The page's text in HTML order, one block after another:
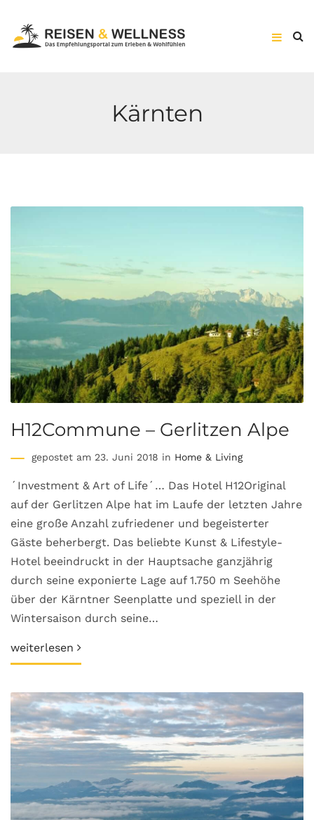
Kärnten
H12Commune – Gerlitzen Alpe
gepostet am 23. Juni 2018 in Home & Living
´Investment & Art of Life´… Das Hotel H12Original
auf der Gerlitzen Alpe hat im Laufe der letzten Jahre
eine große Anzahl zufriedener und begeisterter
Gäste beherbergt. Das beliebte Kunst & Lifestyle-
Hotel beeindruckt in der Hauptsache ganzjährig
durch seine exponierte Lage auf 1.750 m Seehöhe
über der Kärntner Seenplatte und speziell in der
Wintersaison durch seine…
weiterlesen